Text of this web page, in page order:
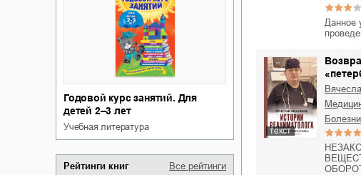
Годовой курс занятий. Для
детей 2–3 лет
учебная литература
Рейтинги книг Все рейтинги
Данное
текст